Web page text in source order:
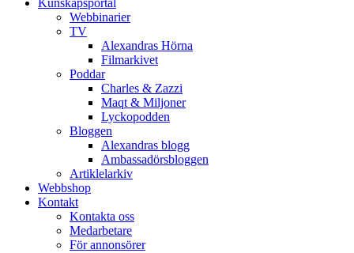
Kunskapsportal
Webbinarier
TV
Alexandras Hörna
Filmarkivet
Poddar
Charles & Zazzi
Maqt & Miljoner
Lyckopodden
Bloggen
Alexandras blogg
Ambassadörsbloggen
Artiklelarkiv
Webbshop
Kontakt
Kontakta oss
Medarbetare
För annonsörer